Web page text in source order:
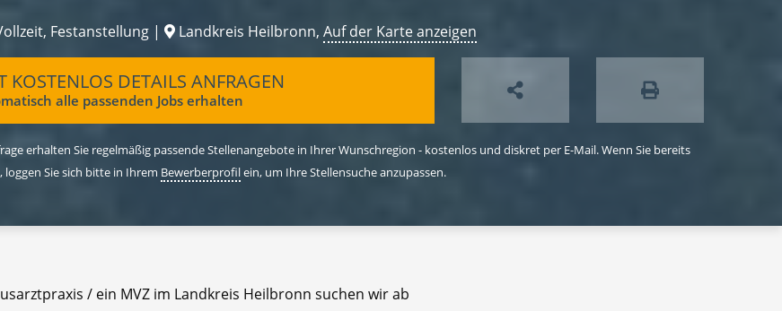
Festanstellung | Landkreis Heilbronn, Auf der Karte anzeigen
KOSTENLOS DETAILS ANFRAGEN
alle passenden Jobs erhalten
erhalten Sie regelmäßig passende Stellenangebote in Ihrer Wunschregion - kostenlos und diskret per E-Mail. Wenn Sie bereits
loggen Sie sich bitte in Ihrem Bewerberprofilein, um Ihre Stellensuche anzupassen.
/ ein MVZ im Landkreis Heilbronn suchen wir ab